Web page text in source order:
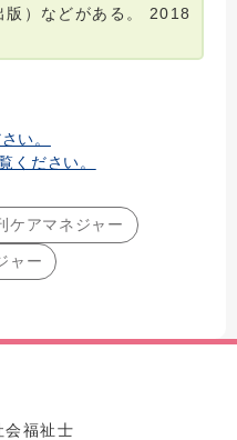
版）などがある。 2018
い。
ください。
ケアマネジャー
ャー
会福祉士